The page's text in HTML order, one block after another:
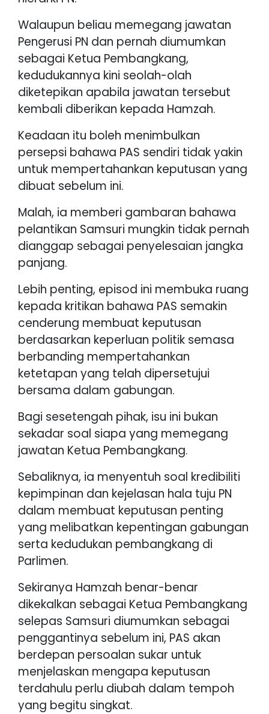
Walaupun beliau memegang jawatan
Pengerusi PN dan pernah diumumkan
sebagai Ketua Pembangkang,
kedudukannya kini seolah-olah
diketepikan apabila jawatan tersebut
kembali diberikan kepada Hamzah.
Keadaan itu boleh menimbulkan
persepsi bahawa PAS sendiri tidak yakin
untuk mempertahankan keputusan yang
dibuat sebelum ini.
Malah, ia memberi gambaran bahawa
pelantikan Samsuri mungkin tidak pernah
dianggap sebagai penyelesaian jangka
panjang.
Lebih penting, episod ini membuka ruang
kepada kritikan bahawa PAS semakin
cenderung membuat keputusan
berdasarkan keperluan politik semasa
berbanding mempertahankan
ketetapan yang telah dipersetujui
bersama dalam gabungan.
Bagi sesetengah pihak, isu ini bukan
sekadar soal siapa yang memegang
jawatan Ketua Pembangkang.
Sebaliknya, ia menyentuh soal kredibiliti
kepimpinan dan kejelasan hala tuju PN
dalam membuat keputusan penting
yang melibatkan kepentingan gabungan
serta kedudukan pembangkang di
Parlimen.
Sekiranya Hamzah benar-benar
dikekalkan sebagai Ketua Pembangkang
selepas Samsuri diumumkan sebagai
penggantinya sebelum ini, PAS akan
berdepan persoalan sukar untuk
menjelaskan mengapa keputusan
terdahulu perlu diubah dalam tempoh
yang begitu singkat.